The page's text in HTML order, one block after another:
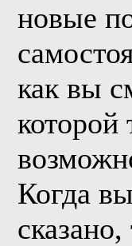
новые
как вы
которой
Когда